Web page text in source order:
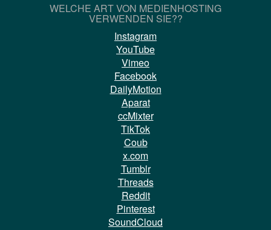
WELCHE ART VON MEDIENHOSTING
VERWENDEN SIE??
Instagram
YouTube
Vimeo
Facebook
DailyMotion
Aparat
ccMixter
TikTok
Coub
x.com
Tumblr
Threads
Reddit
Pinterest
SoundCloud